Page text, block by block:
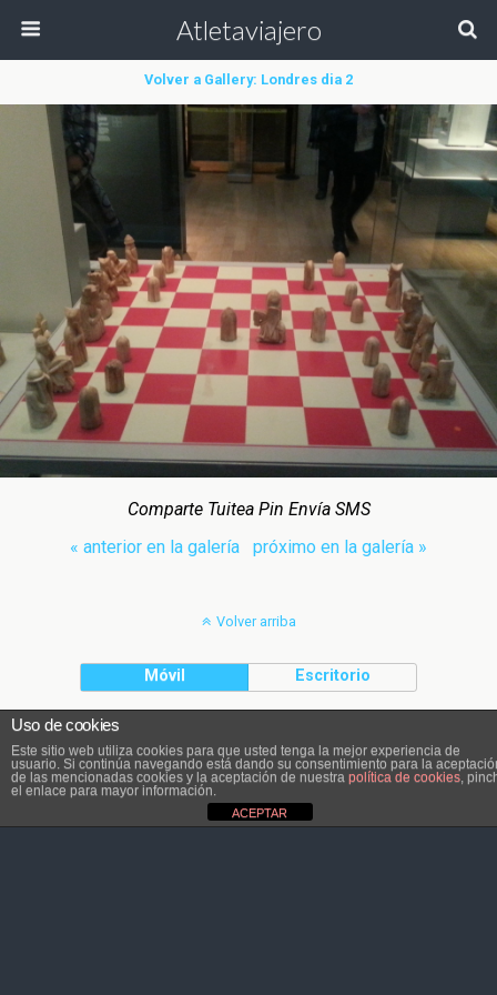
Atletaviajero
Volver a Gallery: Londres dia 2
Comparte Tuitea Pin Envía SMS
« anterior en la galería
próximo en la galería »
Volver arriba
Móvil Escritorio
El contenido pertenece a Atletaviajero.info
Uso de cookies
Este sitio web utiliza cookies para que usted tenga la mejor experiencia de
usuario. Si continúa navegando está dando su consentimiento para la
de las mencionadas cookies y la aceptación de nuestra política de cookies ,
el enlace para mayor información.
ACEPTAR